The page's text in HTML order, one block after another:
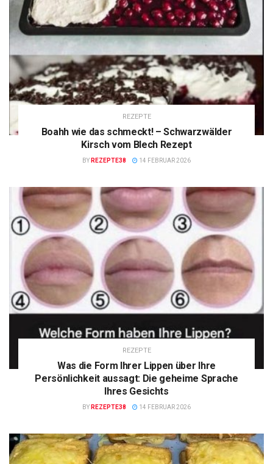
REZEPTE
Boahh wie das schmeckt! – Schwarzwälder
Kirsch vom Blech Rezept
BY REZEPTE38 14 FEBRUAR 2026
REZEPTE
Was die Form Ihrer Lippen über Ihre
Persönlichkeit aussagt: Die geheime Sprache
Ihres Gesichts
BY REZEPTE38 14 FEBRUAR 2026